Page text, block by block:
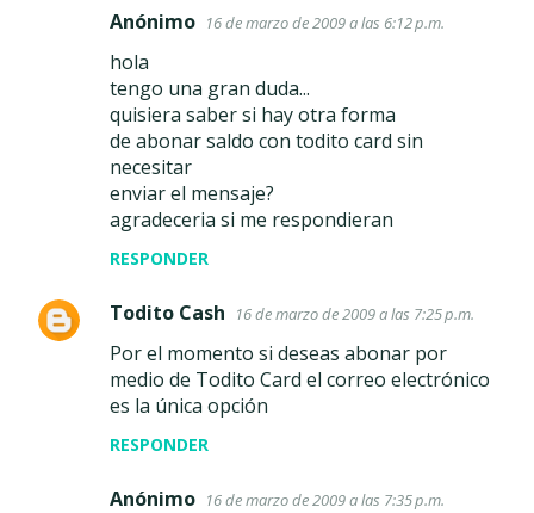
Anónimo 16 de marzo de 2009 a las 6:12 p.m.
hola
tengo una gran duda...
quisiera saber si hay otra forma
de abonar saldo con todito card sin
necesitar
enviar el mensaje?
agradeceria si me respondieran
RESPONDER
Todito Cash 16 de marzo de 2009 a las 7:25 p.m.
Por el momento si deseas abonar por
medio de Todito Card el correo electrónico
es la única opción
RESPONDER
Anónimo 16 de marzo de 2009 a las 7:35 p.m.